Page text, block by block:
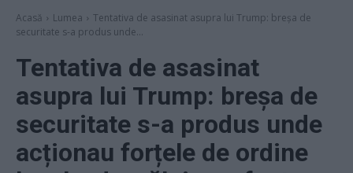
Acasă Lumea
Tentativa de asasinat asupra lui Trump: breșa de
securitate s-a produs unde...
Tentativa de asasinat
asupra lui Trump: breșa de
securitate s-a produs unde
acționau forțele de ordine